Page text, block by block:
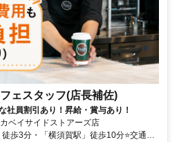
ェスタッフ(店長補佐)
社員割引あり！昇給・賞与あり！
ベイサイドストアーズ店
歩3分・「横須賀駅」徒歩10分⭐交通費